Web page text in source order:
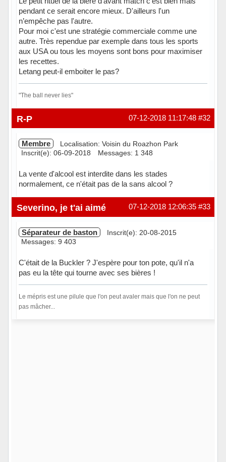
pendant ce serait encore mieux. D'ailleurs l'un
n’empêche pas l'autre.
Pour moi c'est une stratégie commerciale comme une
autre. Très rependue par exemple dans tous les sports
aux USA ou tous les moyens sont bons pour maximiser
les recettes.
Letang peut-il emboiter le pas?
"The ball never lies"
Hors ligne #32
07-12-2018 11:17:48
R-P
Membre
Localisation: Voisin du Roazhon Park
Inscrit(e): 06-09-2018
Messages: 1 348
La vente d'alcool est interdite dans les stades
normalement, ce n'était pas de la sans alcool ?
Hors ligne #33
07-12-2018 12:06:35
Severino, je t'ai aimé
Séparateur de baston
Inscrit(e): 20-08-2015
Messages: 9 403
C'était de la Buckler ? J'espère pour ton pote, qu'il n'a
pas eu la tête qui tourne avec ses bières !
Le mépris est une pilule que l'on peut avaler mais que l'on ne peut
pas mâcher...